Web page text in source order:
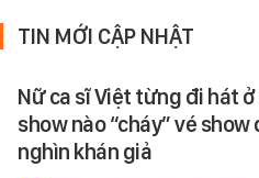
TIN MỚI CẬP NHẬT
Nữ ca sĩ Việt từng đi hát
show nào “cháy” vé show
nghìn khán giả